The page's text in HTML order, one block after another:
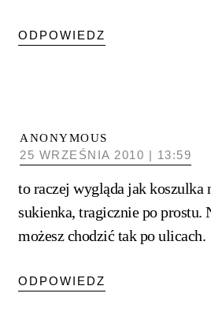
ODPOWIEDZ
ANONYMOUS
25 WRZEŚNIA 2010 | 13:59
to raczej wygląda jak koszulka
sukienka, tragicznie po prostu.
możesz chodzić tak po ulicach.
ODPOWIEDZ